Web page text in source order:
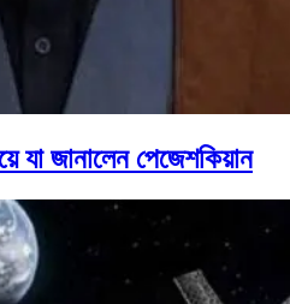
যা জানালেন পেজেশকিয়ান